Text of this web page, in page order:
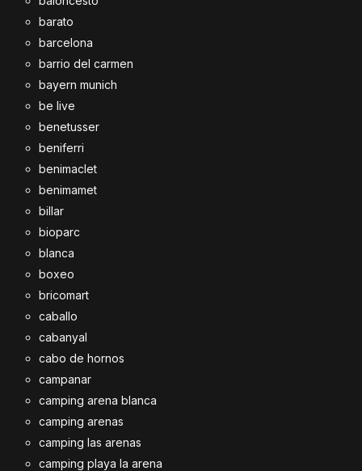
barato
barcelona
barrio del carmen
bayern munich
be live
benetusser
beniferri
benimaclet
benimamet
billar
bioparc
blanca
boxeo
bricomart
caballo
cabanyal
cabo de hornos
campanar
camping arena blanca
camping arenas
camping las arenas
camping playa la arena